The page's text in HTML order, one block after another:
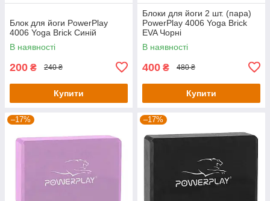
Блок для йоги PowerPlay
4006 Yoga Brick Синій
В наявності
200 ₴ 240 ₴
Купити
Блоки для йоги 2 шт. (пара)
PowerPlay 4006 Yoga Brick
EVA Чорні
В наявності
400 ₴ 480 ₴
Купити
–17% –17%